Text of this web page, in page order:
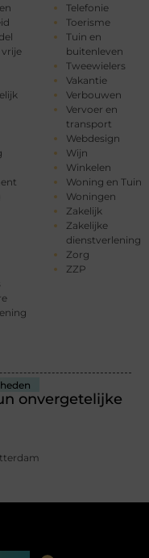
Telefonie
Toerisme
Tuin en
buitenleven
Tweewielers
Vakantie
Verbouwen
Vervoer en
transport
Webdesign
Wijn
Winkelen
Woning en Tuin
Woningen
Zakelijk
Zakelijke
dienstverlening
Zorg
ZZP
onvergetelijke